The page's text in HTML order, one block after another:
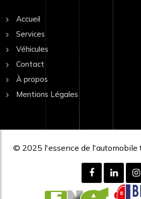
Accueil
Services
Véhicules
Contact
À propos
Mentions Légales
© 2025 l'essence de l'automobile